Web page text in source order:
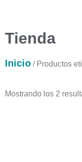
Tienda
Inicio / Productos
Mostrando los 2